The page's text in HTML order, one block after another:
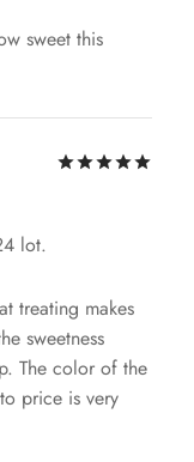
sweet this
lot.
treating makes
sweetness
The color of the
price is very